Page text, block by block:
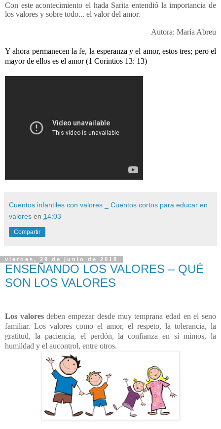
Con este acontecimiento el hada Sarita entendió la importancia de
los valores y sobre todo... el valor del amor.
Autora: María Abreu
Y ahora permanecen la fe, la esperanza y el amor, estos tres; pero el
mayor de ellos es el amor (1 Corintios 13: 13)
Cuentos infantiles con valores _ Cuentos cortos para educar en
valores en 14:03
Compartir
viernes, 29 de junio de 2018
ENSEÑANDO LOS VALORES – QUÉ
SON LOS VALORES
Los valoresdeben empezar desde muy temprana edad en el seno
familiar. Los valores como el amor, el respeto, la tolerancia, la
gratitud, la paciencia, el perdón, la confianza en sí mimos, la
humildad y el aucontrol, entre otros.